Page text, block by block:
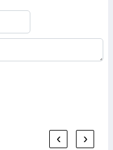
‹ ›